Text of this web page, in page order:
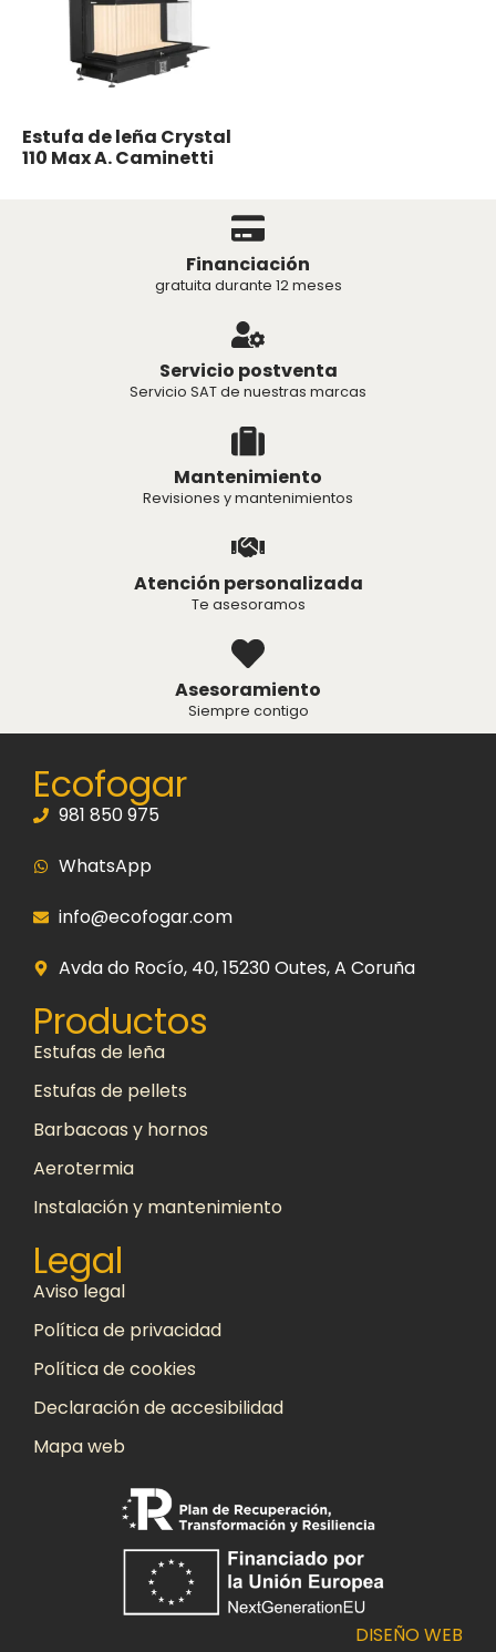
Estufa de leña Crystal
110 Max A. Caminetti
Financiación
gratuita durante 12 meses
Servicio postventa
Servicio SAT de nuestras marcas
Mantenimiento
Revisiones y mantenimientos
Atención personalizada
Te asesoramos
Asesoramiento
Siempre contigo
Ecofogar
981 850 975
WhatsApp
info@ecofogar.com
Avda do Rocío, 40, 15230 Outes, A Coruña
Productos
Estufas de leña
Estufas de pellets
Barbacoas y hornos
Aerotermia
Instalación y mantenimiento
Legal
Aviso legal
Política de privacidad
Política de cookies
Declaración de accesibilidad
Mapa web
DISEÑO WEB